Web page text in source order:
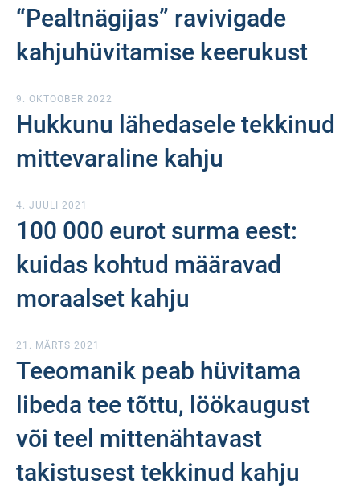
“Pealtnägijas” ravivigade
kahjuhüvitamise keerukust
9. OKTOOBER 2022
Hukkunu lähedasele tekkinud
mittevaraline kahju
4. JUULI 2021
100 000 eurot surma eest:
kuidas kohtud määravad
moraalset kahju
21. MÄRTS 2021
Teeomanik peab hüvitama
libeda tee tõttu, löökaugust
või teel mittenähtavast
takistusest tekkinud kahju